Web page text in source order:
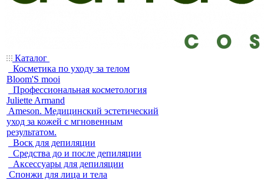
Каталог
Косметика по уходу за телом
Bloom'S mooi
Профессиональная косметология
Juliette Armand
Ameson. Медицинский эстетический
уход за кожей с мгновенным
результатом.
Воск для депиляции
Средства до и после депиляции
Аксессуары для депиляции
Спонжи для лица и тела